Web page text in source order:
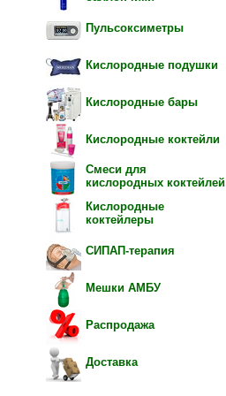
Пульсоксиметры
Кислородные подушки
Кислородные бары
Кислородные коктейли
Смеси для
кислородных коктейлей
Кислородные
коктейлеры
СИПАП-терапия
Мешки АМБУ
Распродажа
Доставка